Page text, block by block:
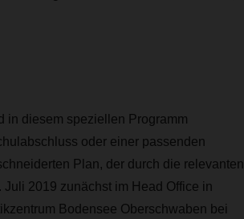
in diesem speziellen Programm
oder einer passenden
Plan, der durch die relevanten
2019 zunächst im Head Office in
Bodensee Oberschwaben bei